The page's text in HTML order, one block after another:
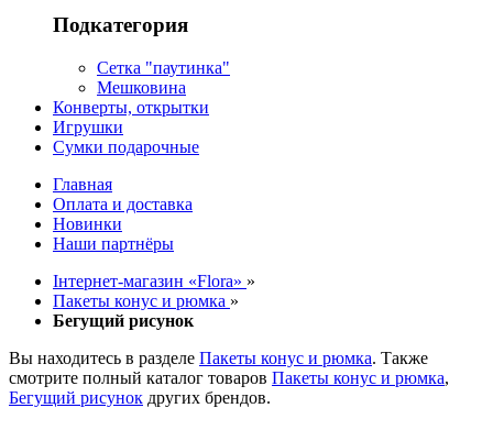
Подкатегория
Сетка "паутинка"
Мешковина
Конверты, открытки
Игрушки
Сумки подарочные
Главная
Оплата и доставка
Новинки
Наши партнёры
Інтернет-магазин «Flora» »
Пакеты конус и рюмка »
Бегущий рисунок
Вы находитесь в разделе Пакеты конус и рюмка. Также
смотрите полный каталог товаров Пакеты конус и рюмка,
Бегущий рисунок других брендов.